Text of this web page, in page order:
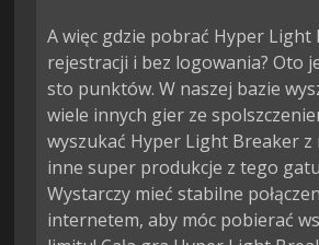
A więc gdzie pobrać Hyper Light
rejestracji i bez logowania? Oto
sto punktów. W naszej bazie
wiele innych gier ze
wyszukać Hyper Light Breaker z
inne super produkcje z tego
Wystarczy mieć stabilne
internetem, aby móc pobierać